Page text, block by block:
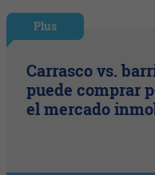
Plus
Carrasco vs.
puede comprar
el mercado